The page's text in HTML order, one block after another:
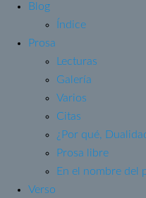
Blog
Índice
Prosa
Lecturas
Galería
Varios
Citas
¿Por qué,
Prosa libre
En el nombre del
Verso